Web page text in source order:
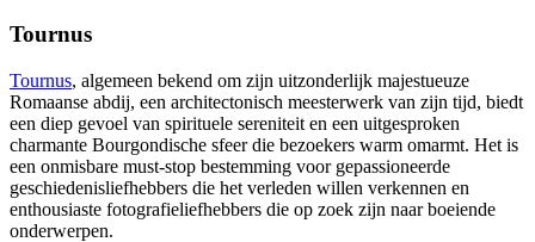
Tournus
Tournus, algemeen bekend om zijn uitzonderlijk majestueuze
Romaanse abdij, een architectonisch meesterwerk van zijn tijd, biedt
een diep gevoel van spirituele sereniteit en een uitgesproken
charmante Bourgondische sfeer die bezoekers warm omarmt. Het is
een onmisbare must-stop bestemming voor gepassioneerde
geschiedenisliefhebbers die het verleden willen verkennen en
enthousiaste fotografieliefhebbers die op zoek zijn naar boeiende
onderwerpen.